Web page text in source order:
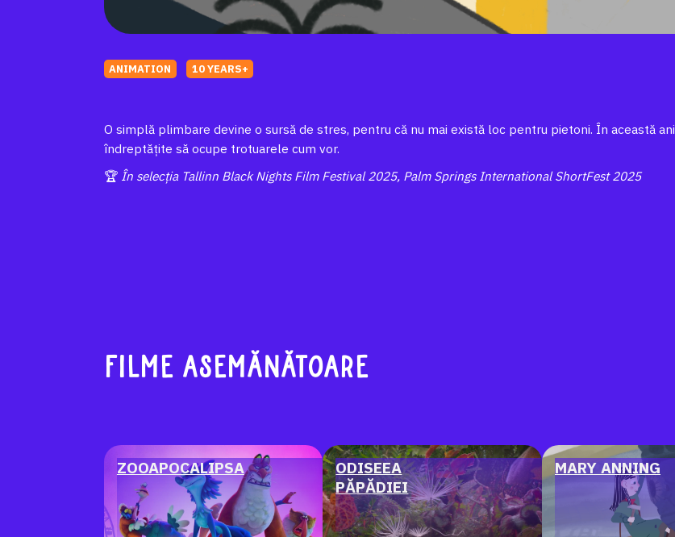
ANIMATION 10 YEARS+
O simplă plimbare devine o sursă de stres, pentru că nu mai există loc pentru pietoni. În această
îndreptățite să ocupe trotuarele cum vor.
🏆În selecția Tallinn Black Nights Film Festival 2025, Palm Springs International ShortFest 2025
FILME ASEMĂNĂTOARE
ZOOAPOCALIPSA
ODISEEA
PĂPĂDIEI
MARY ANNING